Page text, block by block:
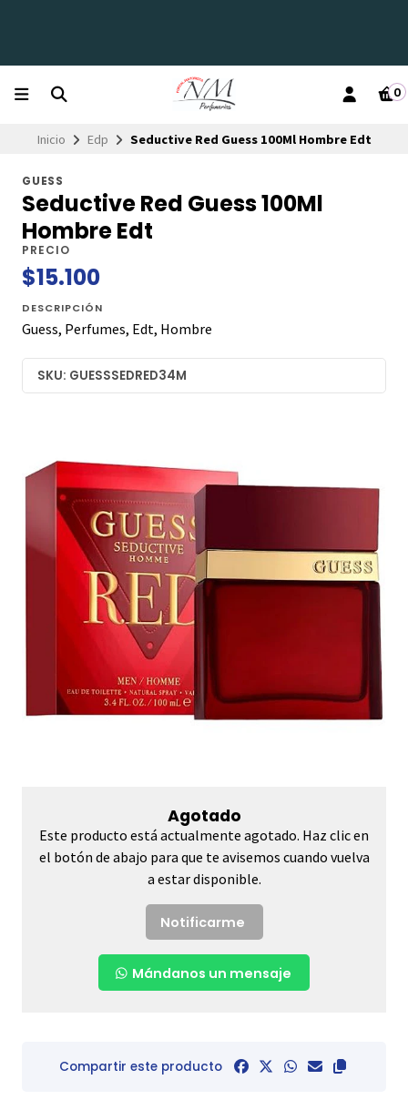
0
Inicio Edp Seductive Red Guess 100Ml Hombre Edt
GUESS
Seductive Red Guess 100Ml
Hombre Edt
PRECIO
$15.100
DESCRIPCIÓN
Guess, Perfumes, Edt, Hombre
SKU: GUESSSEDRED34M
Agotado
Este producto está actualmente agotado. Haz clic en
el botón de abajo para que te avisemos cuando vuelva
a estar disponible.
Notificarme
Mándanos un mensaje
Compartir este producto